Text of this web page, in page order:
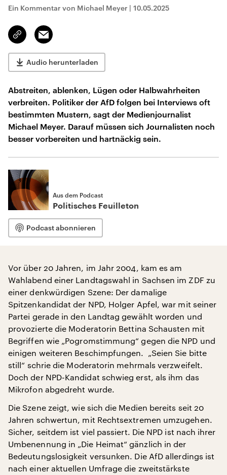
Ein Kommentar von Michael Meyer | 10.05.2025
Link
kopieren/teilen
Email
Audio herunterladen
Abstreiten, ablenken, Lügen oder Halbwahrheiten
verbreiten. Politiker der AfD folgen bei Interviews oft
bestimmten Mustern, sagt der Medienjournalist
Michael Meyer. Darauf müssen sich Journalisten noch
besser vorbereiten und hartnäckig sein.
Aus dem Podcast
Politisches Feuilleton
Podcast abonnieren
Vor über 20 Jahren, im Jahr 2004, kam es am
Wahlabend einer Landtagswahl in Sachsen im ZDF zu
einer denkwürdigen Szene: Der damalige
Spitzenkandidat der NPD, Holger Apfel, war mit seiner
Partei gerade in den Landtag gewählt worden und
provozierte die Moderatorin Bettina Schausten mit
Begriffen wie „Pogromstimmung“ gegen die NPD und
einigen weiteren Beschimpfungen. „Seien Sie bitte
still“ schrie die Moderatorin mehrmals verzweifelt.
Doch der NPD-Kandidat schwieg erst, als ihm das
Mikrofon abgedreht wurde.
Die Szene zeigt, wie sich die Medien bereits seit 20
Jahren schwertun, mit Rechtsextremen umzugehen.
Sicher, seitdem ist viel passiert. Die NPD ist nach ihrer
Umbenennung in „Die Heimat“ gänzlich in der
Bedeutungslosigkeit versunken. Die AfD allerdings ist
nach einer aktuellen Umfrage die zweitstärkste